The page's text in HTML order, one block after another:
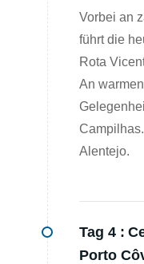
Vorbei an
führt die
Rota
An
Alentejo.
Tag 4 :
Porto